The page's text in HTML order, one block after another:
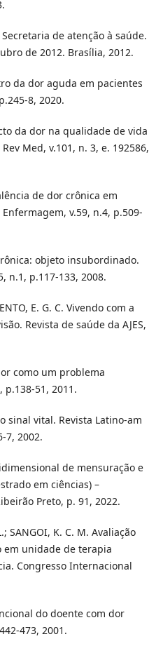
de atenção à saúde.
de 2012. Brasília, 2012.
da dor aguda em pacientes
8, 2020.
da dor na qualidade de vida
Med, v.101, n. 3, e. 192586,
de dor crônica em
v.59, n.4, p.509-
objeto insubordinado.
n.1, p.117-133, 2008.
E. G. C. Vivendo com a
Revista de saúde da AJES,
como um problema
p.138-51, 2011.
sinal vital. Revista Latino-am
7, 2002.
de mensuração e
em ciências) –
Preto, p. 91, 2022.
SANGOI, K. C. M. Avaliação
unidade de terapia
Congresso Internacional
do doente com dor
473, 2001.